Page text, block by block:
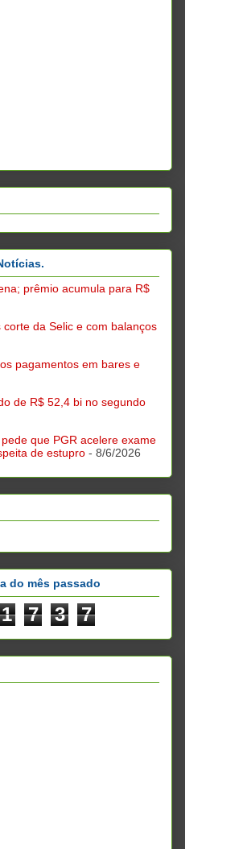
prêmio acumula para R$
da Selic e com balanços
pagamentos em bares e
de R$ 52,4 bi no segundo
que PGR acelere exame
de estupro - 8/6/2026
do mês passado
1 7 3 7